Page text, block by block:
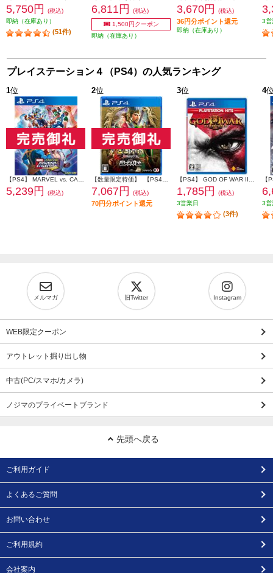
5,750円
(税込)
即納（在庫あり）
(51件)
6,811円
(税込)
1,500円クーポン
即納（在庫あり）
3,670円 (税込)
36円分ポイント還元
即納（在庫あり）
3営
プレイステーション４（PS4）の人気ランキング
1位
5,239円 (税込)
2位
7,067円 (税込)
70円分ポイント還元
3位
1,785円
(税込)
3営業日
(3件)
4
3営
メルマガ 旧Twitter Instagram
WEB限定クーポン
アウトレット掘り出し物
中古(PC/スマホ/カメラ)
ノジマのプライベートブランド
先頭へ戻る
ご利用ガイド
よくあるご質問
お問い合わせ
ご利用規約
会社案内